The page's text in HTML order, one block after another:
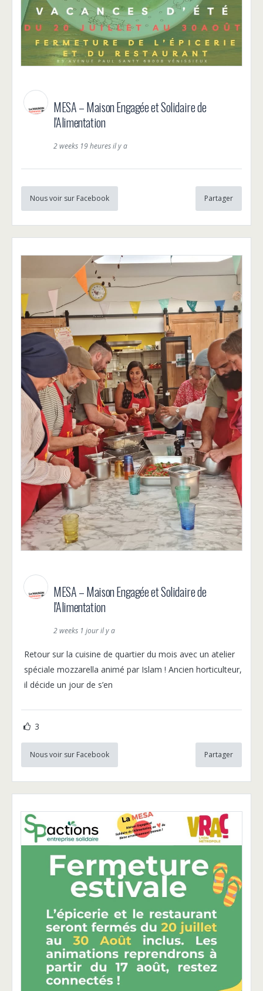
MESA – Maison Engagée et Solidaire de
l'Alimentation
2 weeks 19 heures il y a
Nous voir sur Facebook Partager
MESA – Maison Engagée et Solidaire de
l'Alimentation
2 weeks 1 jour il y a
Retour sur la cuisine de quartier du mois avec un atelier
spéciale mozzarella animé par Islam ! Ancien horticulteur,
il décide un jour de s’en
3
Nous voir sur Facebook Partager